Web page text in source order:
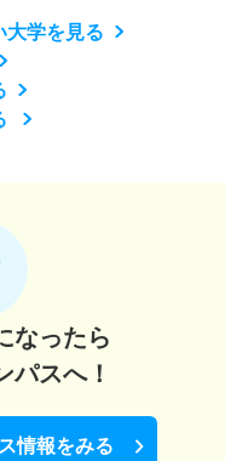
大学を見る
なったら
パスへ！
情報をみる